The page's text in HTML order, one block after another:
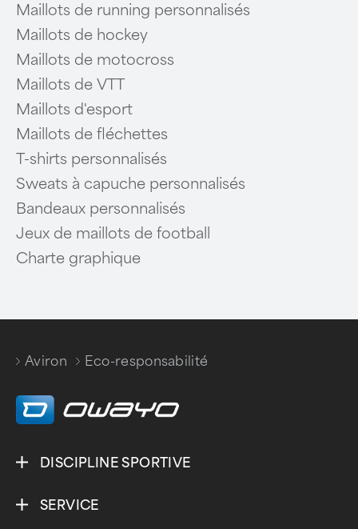
Maillots de running personnalisés
Maillots de hockey
Maillots de motocross
Maillots de VTT
Maillots d'esport
Maillots de fléchettes
T-shirts personnalisés
Sweats à capuche personnalisés
Bandeaux personnalisés
Jeux de maillots de football
Charte graphique
Aviron
Eco-responsabilité
DISCIPLINE SPORTIVE
SERVICE